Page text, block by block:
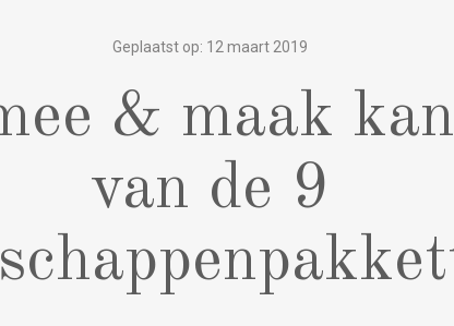
Geplaatst op: 12 maart 2019
& maak
van de 9